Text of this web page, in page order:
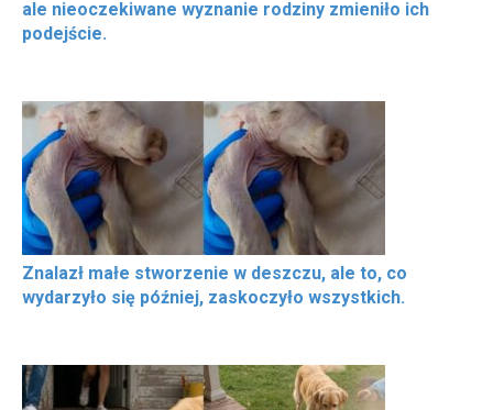
ale nieoczekiwane wyznanie rodziny zmieniło ich
podejście.
Znalazł małe stworzenie w deszczu, ale to, co
wydarzyło się później, zaskoczyło wszystkich.